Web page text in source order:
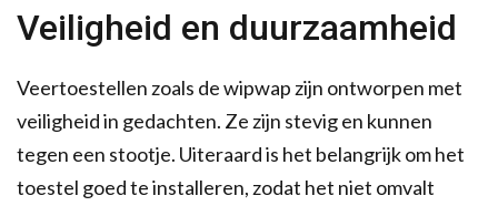
Veiligheid en duurzaamheid
Veertoestellen zoals de wipwap zijn ontworpen met
veiligheid in gedachten. Ze zijn stevig en kunnen
tegen een stootje. Uiteraard is het belangrijk om het
toestel goed te installeren, zodat het niet omvalt